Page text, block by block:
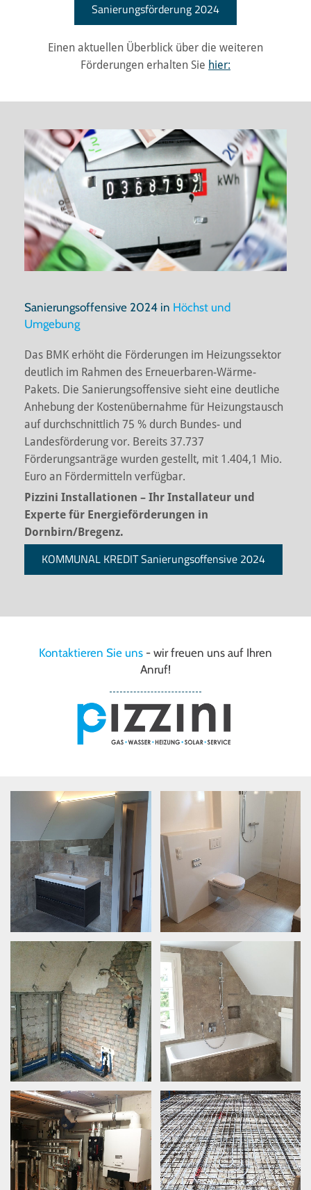
Sanierungsförderung 2024
Einen aktuellen Überblick über die weiteren
Förderungen erhalten Sie hier:
Sanierungsoffensive 2024 in Höchst und
Umgebung
Das BMK erhöht die Förderungen im Heizungssektor
deutlich im Rahmen des Erneuerbaren-Wärme-
Pakets. Die Sanierungsoffensive sieht eine deutliche
Anhebung der Kostenübernahme für Heizungstausch
auf durchschnittlich 75 % durch Bundes- und
Landesförderung vor. Bereits 37.737
Förderungsanträge wurden gestellt, mit 1.404,1 Mio.
Euro an Fördermitteln verfügbar.
Pizzini Installationen – Ihr Installateur und
Experte für Energieförderungen in
Dornbirn/Bregenz.
KOMMUNAL KREDIT Sanierungsoffensive 2024
Kontaktieren Sie uns - wir freuen uns auf Ihren
Anruf!